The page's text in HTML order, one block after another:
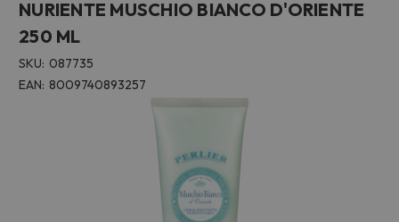
NURIENTE MUSCHIO BIANCO D'ORIENTE
250 ML
SKU: 087735
EAN: 8009740893257